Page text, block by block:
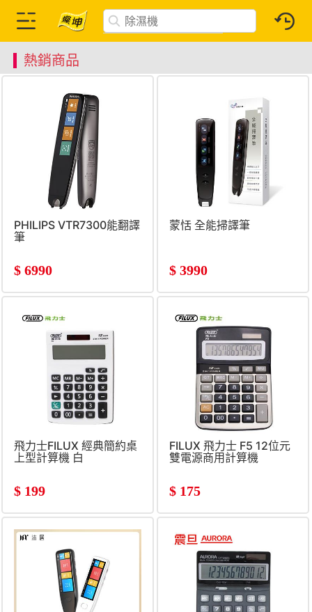
熱銷商品
PHILIPS VTR7300能翻譯
筆
$ 6990
蒙恬 全能掃譯筆
$ 3990
飛力士FILUX 經典簡約桌
上型計算機 白
$ 199
FILUX 飛力士 F5 12位元
雙電源商用計算機
$ 175